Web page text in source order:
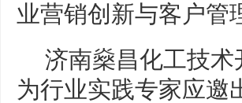
业营销创新与客户管
济南燊昌化工技
为行业实践专家应邀